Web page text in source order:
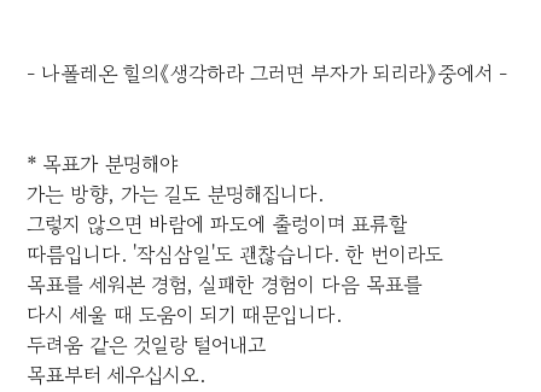
- 나폴레온 힐의《생각하라 그러면 부자가 되리라》중에서 -
* 목표가 분명해야
가는 방향, 가는 길도 분명해집니다.
그렇지 않으면 바람에 파도에 출렁이며 표류할
따름입니다. '작심삼일'도 괜찮습니다. 한 번이라도
목표를 세워본 경험, 실패한 경험이 다음 목표를
다시 세울 때 도움이 되기 때문입니다.
두려움 같은 것일랑 털어내고
목표부터 세우십시오.